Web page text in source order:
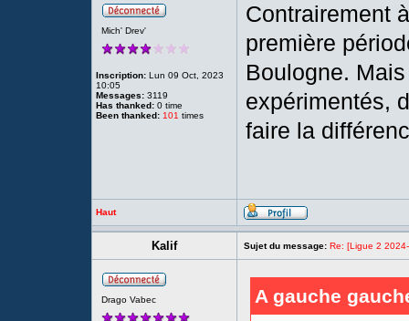
Mich' Drev'
Inscription: Lun 09 Oct, 2023
10:05
Messages: 3119
Has thanked: 0 time
Been thanked: 101 times
Contrairement
première
Boulogne.
expérimentés,
faire la
Haut
Kalif Sujet du message: Re: [Ligue 2
Drago Vabec A gauche